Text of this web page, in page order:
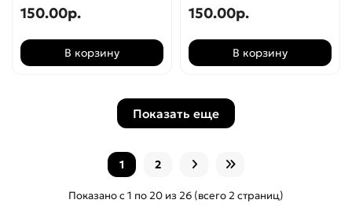
150.00р.
В корзину
150.00р.
В корзину
Показать еще
1 2
Показано с 1 по 20 из 26 (всего 2 страниц)